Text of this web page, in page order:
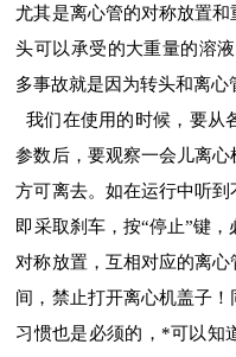
尤其是离心管的对称放置
头可以承受的大重量的溶
多事故就是因为转头和离心
我们在使用的时候，要从
参数后，要观察一会儿离心
方可离去。如在运行中听
即采取刹车，按“停止”键
对称放置，互相对应的离
间，禁止打开离心机盖子
习惯也是必须的，*可以知